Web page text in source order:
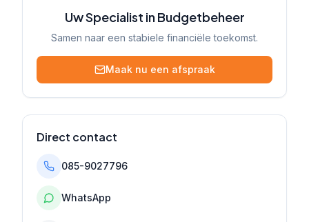
Uw Specialist in Budgetbeheer
Samen naar een stabiele financiële toekomst.
Maak nu een afspraak
Direct contact
085-9027796
WhatsApp